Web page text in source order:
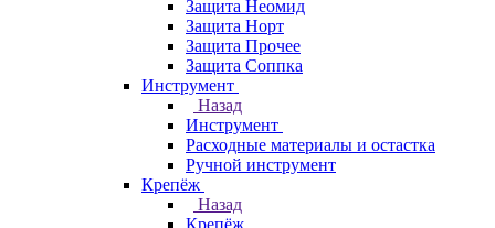
Защита Неомид
Защита Норт
Защита Прочее
Защита Соппка
Инструмент
Назад
Инструмент
Расходные материалы и остастка
Ручной инструмент
Крепёж
Назад
Крепёж